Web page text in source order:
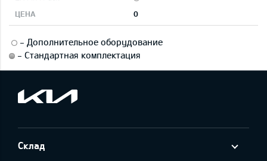
0
- Дополнительное оборудование
- Стандартная комплектация
Склад